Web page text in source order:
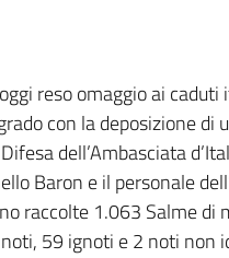
reso omaggio ai
con la deposizione di
dell’Ambasciata
Baron e il personale
raccolte 1.063 Salme
59 ignoti e 2 noti non